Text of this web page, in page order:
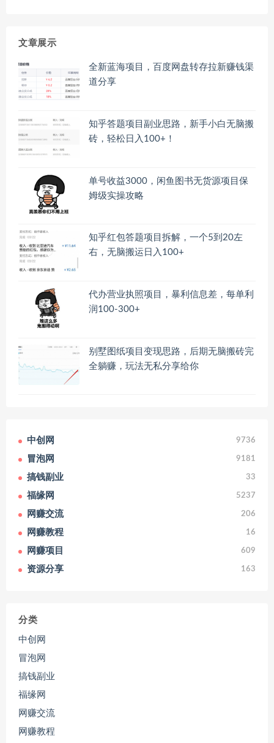
文章展示
全新蓝海项目，百度网盘转存拉新赚钱渠
道分享
知乎答题项目副业思路，新手小白无脑搬
砖，轻松日入100+！
单号收益3000，闲鱼图书无货源项目保
姆级实操攻略
知乎红包答题项目拆解，一个5到20左
右，无脑搬运日入100+
代办营业执照项目，暴利信息差，每单利
润100-300+
别墅图纸项目变现思路，后期无脑搬砖完
全躺赚，玩法无私分享给你
中创网 9736
冒泡网 9181
搞钱副业 33
福缘网 5237
网赚交流 206
网赚教程 16
网赚项目 609
资源分享 163
分类
中创网
冒泡网
搞钱副业
福缘网
网赚交流
网赚教程